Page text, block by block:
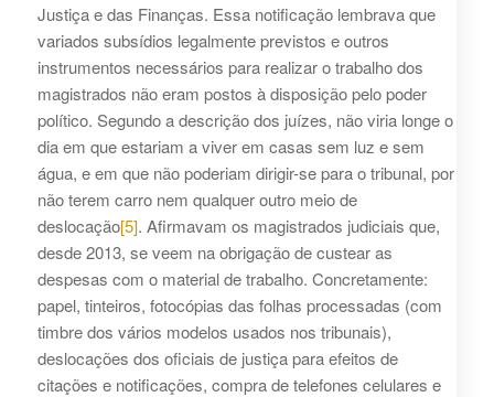
Justiça e das Finanças. Essa notificação lembrava que
variados subsídios legalmente previstos e outros
instrumentos necessários para realizar o trabalho dos
magistrados não eram postos à disposição pelo poder
político. Segundo a descrição dos juízes, não viria longe o
dia em que estariam a viver em casas sem luz e sem
água, e em que não poderiam dirigir-se para o tribunal, por
não terem carro nem qualquer outro meio de
deslocação[5]. Afirmavam os magistrados judiciais que,
desde 2013, se veem na obrigação de custear as
despesas com o material de trabalho. Concretamente:
papel, tinteiros, fotocópias das folhas processadas (com
timbre dos vários modelos usados nos tribunais),
deslocações dos oficiais de justiça para efeitos de
citações e notificações, compra de telefones celulares e